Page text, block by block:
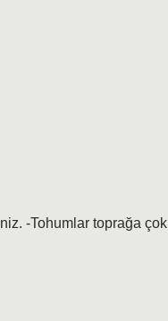
-Tohumlar toprağa çok